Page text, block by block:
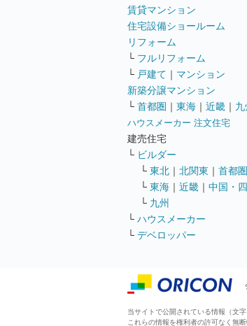
賃貸マンション
住宅設備ショールーム
リフォーム
└ フルリフォーム
└ 戸建て ｜ マンション
新築分譲マンション
└ 首都圏 ｜ 東海 ｜ 近畿 ｜ 九
ハウスメーカー 注文住宅
建売住宅
└ ビルダー
└ 東北 ｜ 北関東 ｜ 首都圏
└ 東海 ｜ 近畿 ｜ 中国・
└ 九州
└ ハウスメーカー
└ デベロッパー
当サイトで公開されている情報（文
これらの情報を権利者の許可なく無